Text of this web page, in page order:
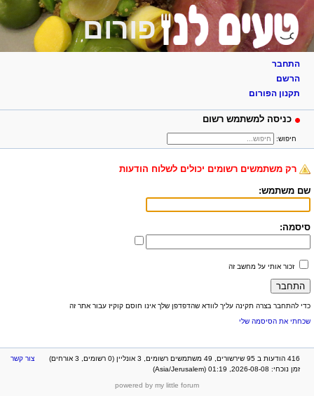
פורום
התחבר
הרשם
תקנון הפורום
כניסה למשתמש רשום
חיפוש:
רק משתמשים רשומים יכולים לשלוח הודעות
שם משתמש:
סיסמה:
זכור אותי על מחשב זה
כדי להתחבר בצרה תקינה עליך לוודא שהדפדפן שלך אינו חוסם קוקיז עבור אתר זה
שכחתי את הסיסמה שלי
416 הודעות ב 95 שירשורים, 49 משתמשים רשומים, 3 אונליין (0 רשומים, 3 אורחים)
זמן נוכחי: 2026-08-08, 01:19 (Asia/Jerusalem)
צור קשר
powered by my little forum